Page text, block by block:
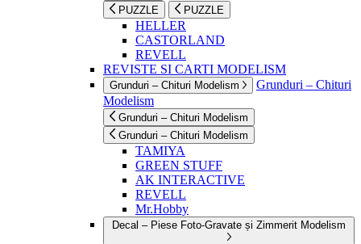
PUZZLE PUZZLE
HELLER
CASTORLAND
REVELL
REVISTE SI CARTI MODELISM
Grunduri – Chituri Modelism
Grunduri – Chituri
Modelism
Grunduri – Chituri Modelism
Grunduri – Chituri Modelism
TAMIYA
GREEN STUFF
AK INTERACTIVE
REVELL
Mr.Hobby
Decal – Piese Foto-Gravate și Zimmerit Modelism